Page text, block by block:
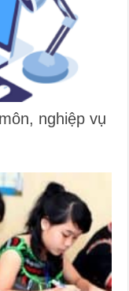
nghiệp vụ